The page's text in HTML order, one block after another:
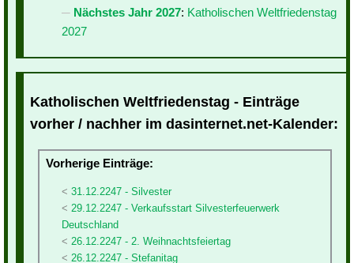
Nächstes Jahr 2027: Katholischen Weltfriedenstag
2027
Katholischen Weltfriedenstag - Einträge
vorher / nachher im dasinternet.net-Kalender:
Vorherige Einträge:
31.12.2247 - Silvester
29.12.2247 - Verkaufsstart Silvesterfeuerwerk
Deutschland
26.12.2247 - 2. Weihnachtsfeiertag
26.12.2247 - Stefanitag